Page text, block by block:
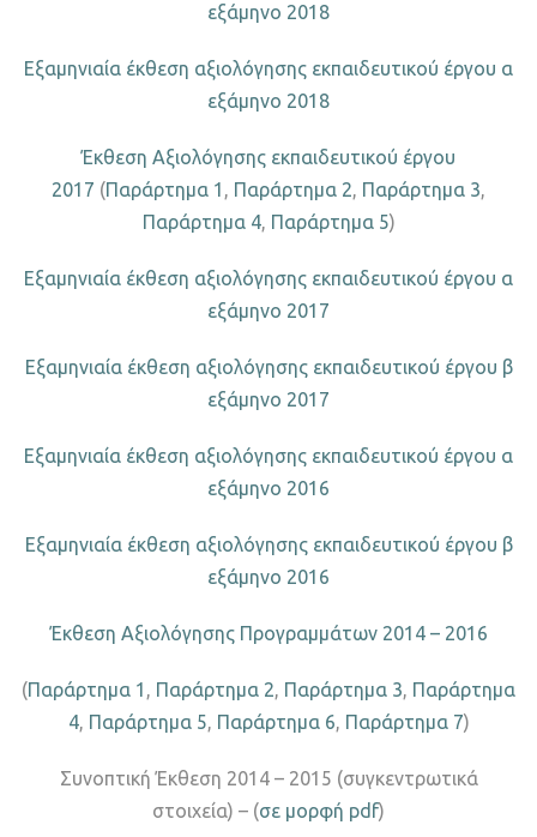
εξάμηνο 2018
Εξαμηνιαία έκθεση αξιολόγησης εκπαιδευτικού έργου α
εξάμηνο 2018
Έκθεση Αξιολόγησης εκπαιδευτικού έργου
2017 (Παράρτημα 1 , Παράρτημα 2, Παράρτημα 3,
Παράρτημα 4, Παράρτημα 5)
Εξαμηνιαία έκθεση αξιολόγησης εκπαιδευτικού έργου α
εξάμηνο 2017
Εξαμηνιαία έκθεση αξιολόγησης εκπαιδευτικού έργου β
εξάμηνο 2017
Εξαμηνιαία έκθεση αξιολόγησης εκπαιδευτικού έργου α
εξάμηνο 2016
Εξαμηνιαία έκθεση αξιολόγησης εκπαιδευτικού έργου β
εξάμηνο 2016
Έκθεση Αξιολόγησης Προγραμμάτων 2014 – 2016
(Παράρτημα 1 , Παράρτημα 2, Παράρτημα 3, Παράρτημα
4, Παράρτημα 5, Παράρτημα 6, Παράρτημα 7)
Συνοπτική Έκθεση 2014 – 2015 (συγκεντρωτικά
στοιχεία) – (σε μορφή pdf)